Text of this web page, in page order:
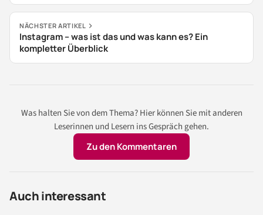
NÄCHSTER ARTIKEL
Instagram – was ist das und was kann es? Ein
kompletter Überblick
Was halten Sie von dem Thema? Hier können Sie mit anderen
Leserinnen und Lesern ins Gespräch gehen.
Zu den Kommentaren
Auch interessant